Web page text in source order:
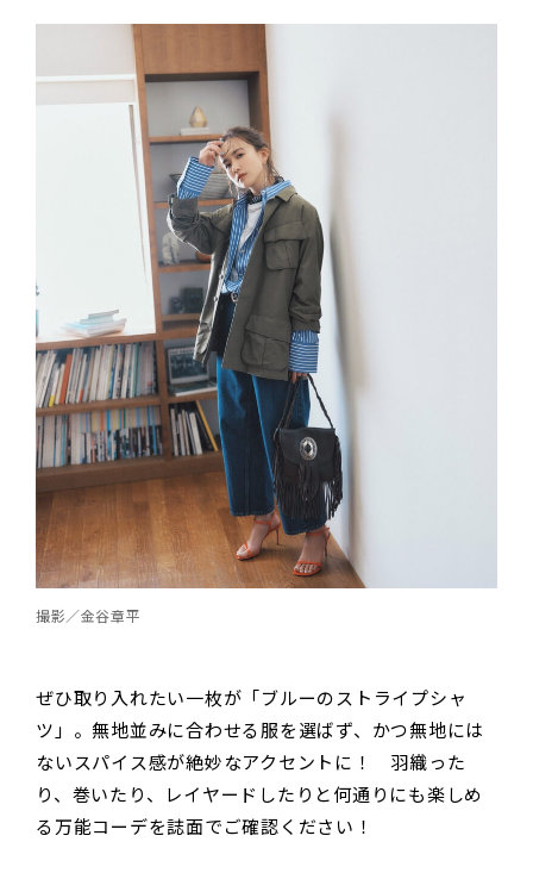
撮影／金谷章平
ぜひ取り入れたい一枚が「ブルーのストライプシャ
ツ」。無地並みに合わせる服を選ばず、かつ無地には
ないスパイス感が絶妙なアクセントに！ 羽織った
り、巻いたり、レイヤードしたりと何通りにも楽しめ
る万能コーデを誌面でご確認ください！